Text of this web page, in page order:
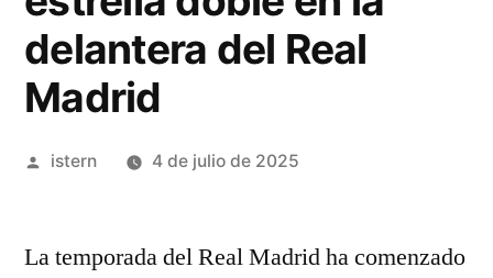
delantera del Real
Madrid
Publicado
istern 4 de julio de 2025
La temporada del Real Madrid ha comenzado